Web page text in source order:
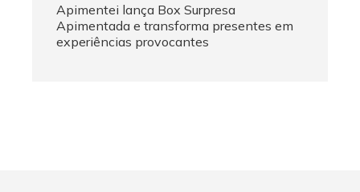
Apimentei lança Box Surpresa
Apimentada e transforma presentes em
experiências provocantes